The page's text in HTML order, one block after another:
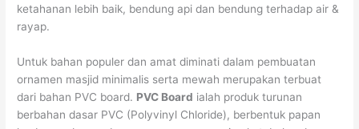
ketahanan lebih baik, bendung api dan bendung terhadap air &
rayap.
Untuk bahan populer dan amat diminati dalam pembuatan
ornamen masjid minimalis serta mewah merupakan terbuat
dari bahan PVC board. PVC Board ialah produk turunan
berbahan dasar PVC (Polyvinyl Chloride), berbentuk papan